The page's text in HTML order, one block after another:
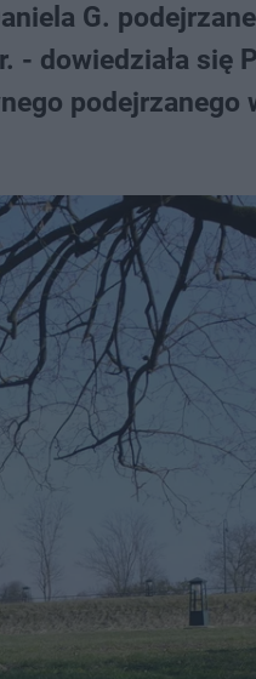
G.
dowiedziała się
podejrzanego